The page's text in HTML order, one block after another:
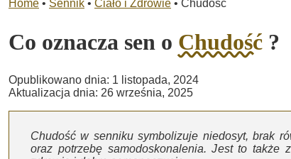
Home • Sennik • Ciało i Zdrowie • Chudość
Co oznacza sen o Chudość ?
Opublikowano dnia: 1 listopada, 2024
Aktualizacja dnia: 26 września, 2025
Chudość w senniku symbolizuje niedosyt, brak
oraz potrzebę samodoskonalenia. Jest to także